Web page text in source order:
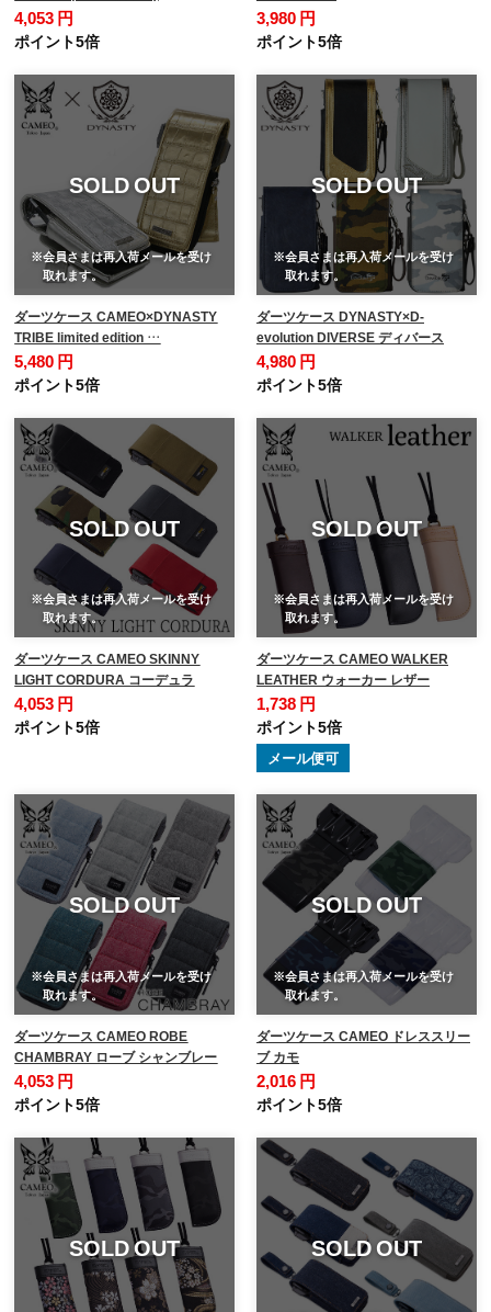
4,053 円
ポイント5倍
3,980 円
ポイント5倍
SOLD OUT
※会員さまは再入荷メールを受け
取れます。
ダーツケース CAMEO×DYNASTY
TRIBE limited edition …
5,480 円
ポイント5倍
SOLD OUT
※会員さまは再入荷メールを受け
取れます。
ダーツケース DYNASTY×D-
evolution DIVERSE ディバース
4,980 円
ポイント5倍
SOLD OUT
※会員さまは再入荷メールを受け
取れます。
ダーツケース CAMEO SKINNY
LIGHT CORDURA コーデュラ
4,053 円
ポイント5倍
SOLD OUT
※会員さまは再入荷メールを受け
取れます。
ダーツケース CAMEO WALKER
LEATHER ウォーカー レザー
1,738 円
ポイント5倍
メール便可
SOLD OUT
※会員さまは再入荷メールを受け
取れます。
ダーツケース CAMEO ROBE
CHAMBRAY ローブ シャンブレー
4,053 円
ポイント5倍
SOLD OUT
※会員さまは再入荷メールを受け
取れます。
ダーツケース CAMEO ドレススリー
ブ カモ
2,016 円
ポイント5倍
SOLD OUT SOLD OUT